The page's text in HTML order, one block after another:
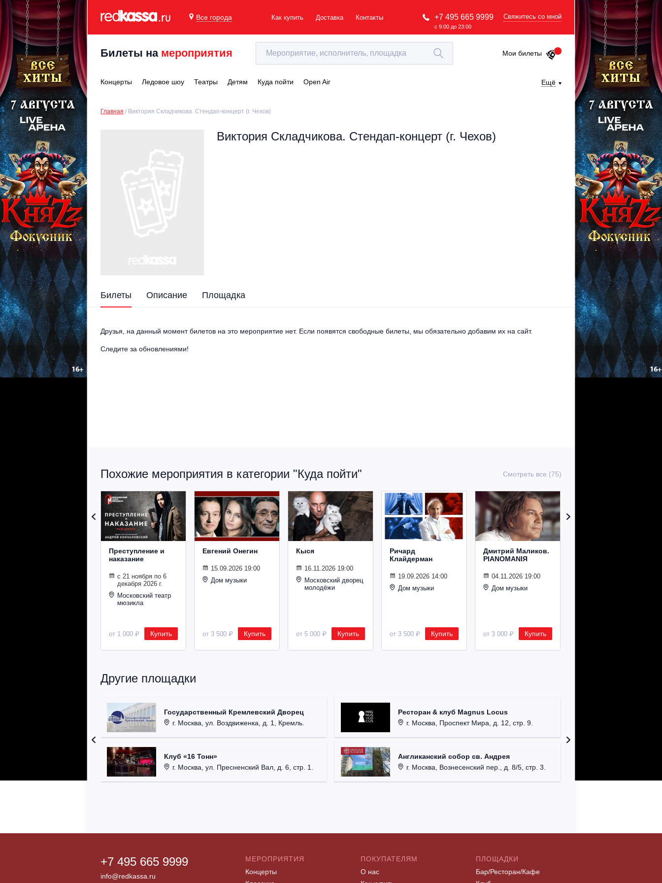
Все города Как купить Доставка Контакты +7 495 665 9999
с 9:00 до 23:00
Свяжитесь со мной
Билеты на мероприятия Мои билеты
Концерты Ледовое шоу Театры Детям Куда пойти Open Air Ещё
Главная Виктория Складчикова. Стендап-концерт (г. Чехов)
Виктория Складчикова. Стендап-концерт (г. Чехов)
Билеты Описание Площадка
Друзья, на данный момент билетов на это мероприятие нет. Если появятся свободные билеты, мы обязательно добавим их на сайт.
Следите за обновлениями!
Похожие мероприятия в категории "Куда пойти" Смотреть все (75)
Преступление и
наказание
с 21 ноября по 6
декабря 2026 г.
Московский театр
мюзикла
от 1 000 ₽ Купить
Евгений Онегин
15.09.2026 19:00
Дом музыки
от 3 500 ₽ Купить
Кыся
16.11.2026 19:00
Московский дворец
молодёжи
от 5 000 ₽ Купить
Ричард
Клайдерман
19.09.2026 14:00
Дом музыки
от 3 500 ₽ Купить
Дмитрий Маликов.
PIANOMANIЯ
04.11.2026 19:00
Дом музыки
от 3 000 ₽ Купить
Другие площадки
Государственный Кремлевский Дворец
г. Москва, ул. Воздвиженка, д. 1, Кремль.
Клуб «16 Тонн»
г. Москва, ул. Пресненский Вал, д. 6, стр. 1.
Ресторан & клуб Magnus Locus
г. Москва, Проспект Мира, д. 12, стр. 9.
Англиканский собор св. Андрея
г. Москва, Вознесенский пер., д. 8/5, стр. 3.
+7 495 665 9999
info@redkassa.ru
МЕРОПРИЯТИЯ
Концерты
ПОКУПАТЕЛЯМ
О нас
ПЛОЩАДКИ
Бар/Ресторан/Кафе